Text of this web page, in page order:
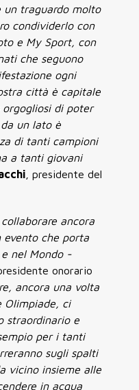
un traguardo molto
condividerlo con
e My Sport, con
che seguono
ogni
città è capitale
di poter
un lato è
di tanti campioni
a tanti giovani
, presidente del
ancora
evento che porta
nel Mondo -
onorario
ancora una volta
Olimpiade, ci
straordinario e
per i tanti
sugli spalti
vicino insieme alle
in acqua